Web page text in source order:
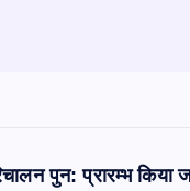
पुन: प्रारम्भ किया